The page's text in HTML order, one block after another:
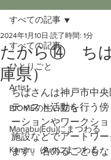
すべての記事
ひとりごと
Artist
BIOMEの生い立ち
Manabu(Edu)にまつわる
Kanjiru（Art)にまつわる
すべての記事
たから⑭ ちば
庫県）
2024年1月10日 読了時間: 1分
ちばさんは神戸市中
ティスト活動を行う
ーションやワークシ
施設などでアートワ
ます。名のることもな